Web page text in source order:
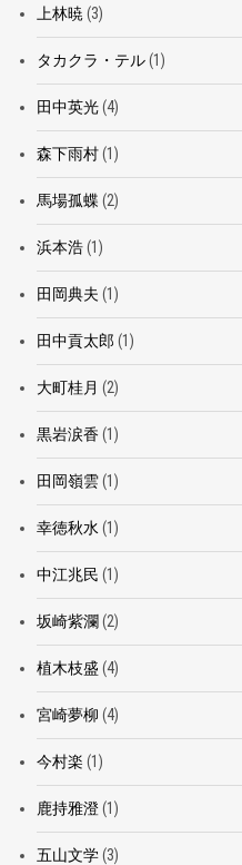
上林暁 (3)
タカクラ・テル(1)
田中英光(4)
森下雨村(1)
馬場孤蝶 (2)
浜本浩(1)
田岡典夫 (1)
田中貢太郎 (1)
大町桂月 (2)
黒岩涙香(1)
田岡嶺雲(1)
幸徳秋水 (1)
中江兆民 (1)
坂崎紫瀾(2)
植木枝盛 (4)
宮崎夢柳 (4)
今村楽 (1)
鹿持雅澄(1)
五山文学(3)